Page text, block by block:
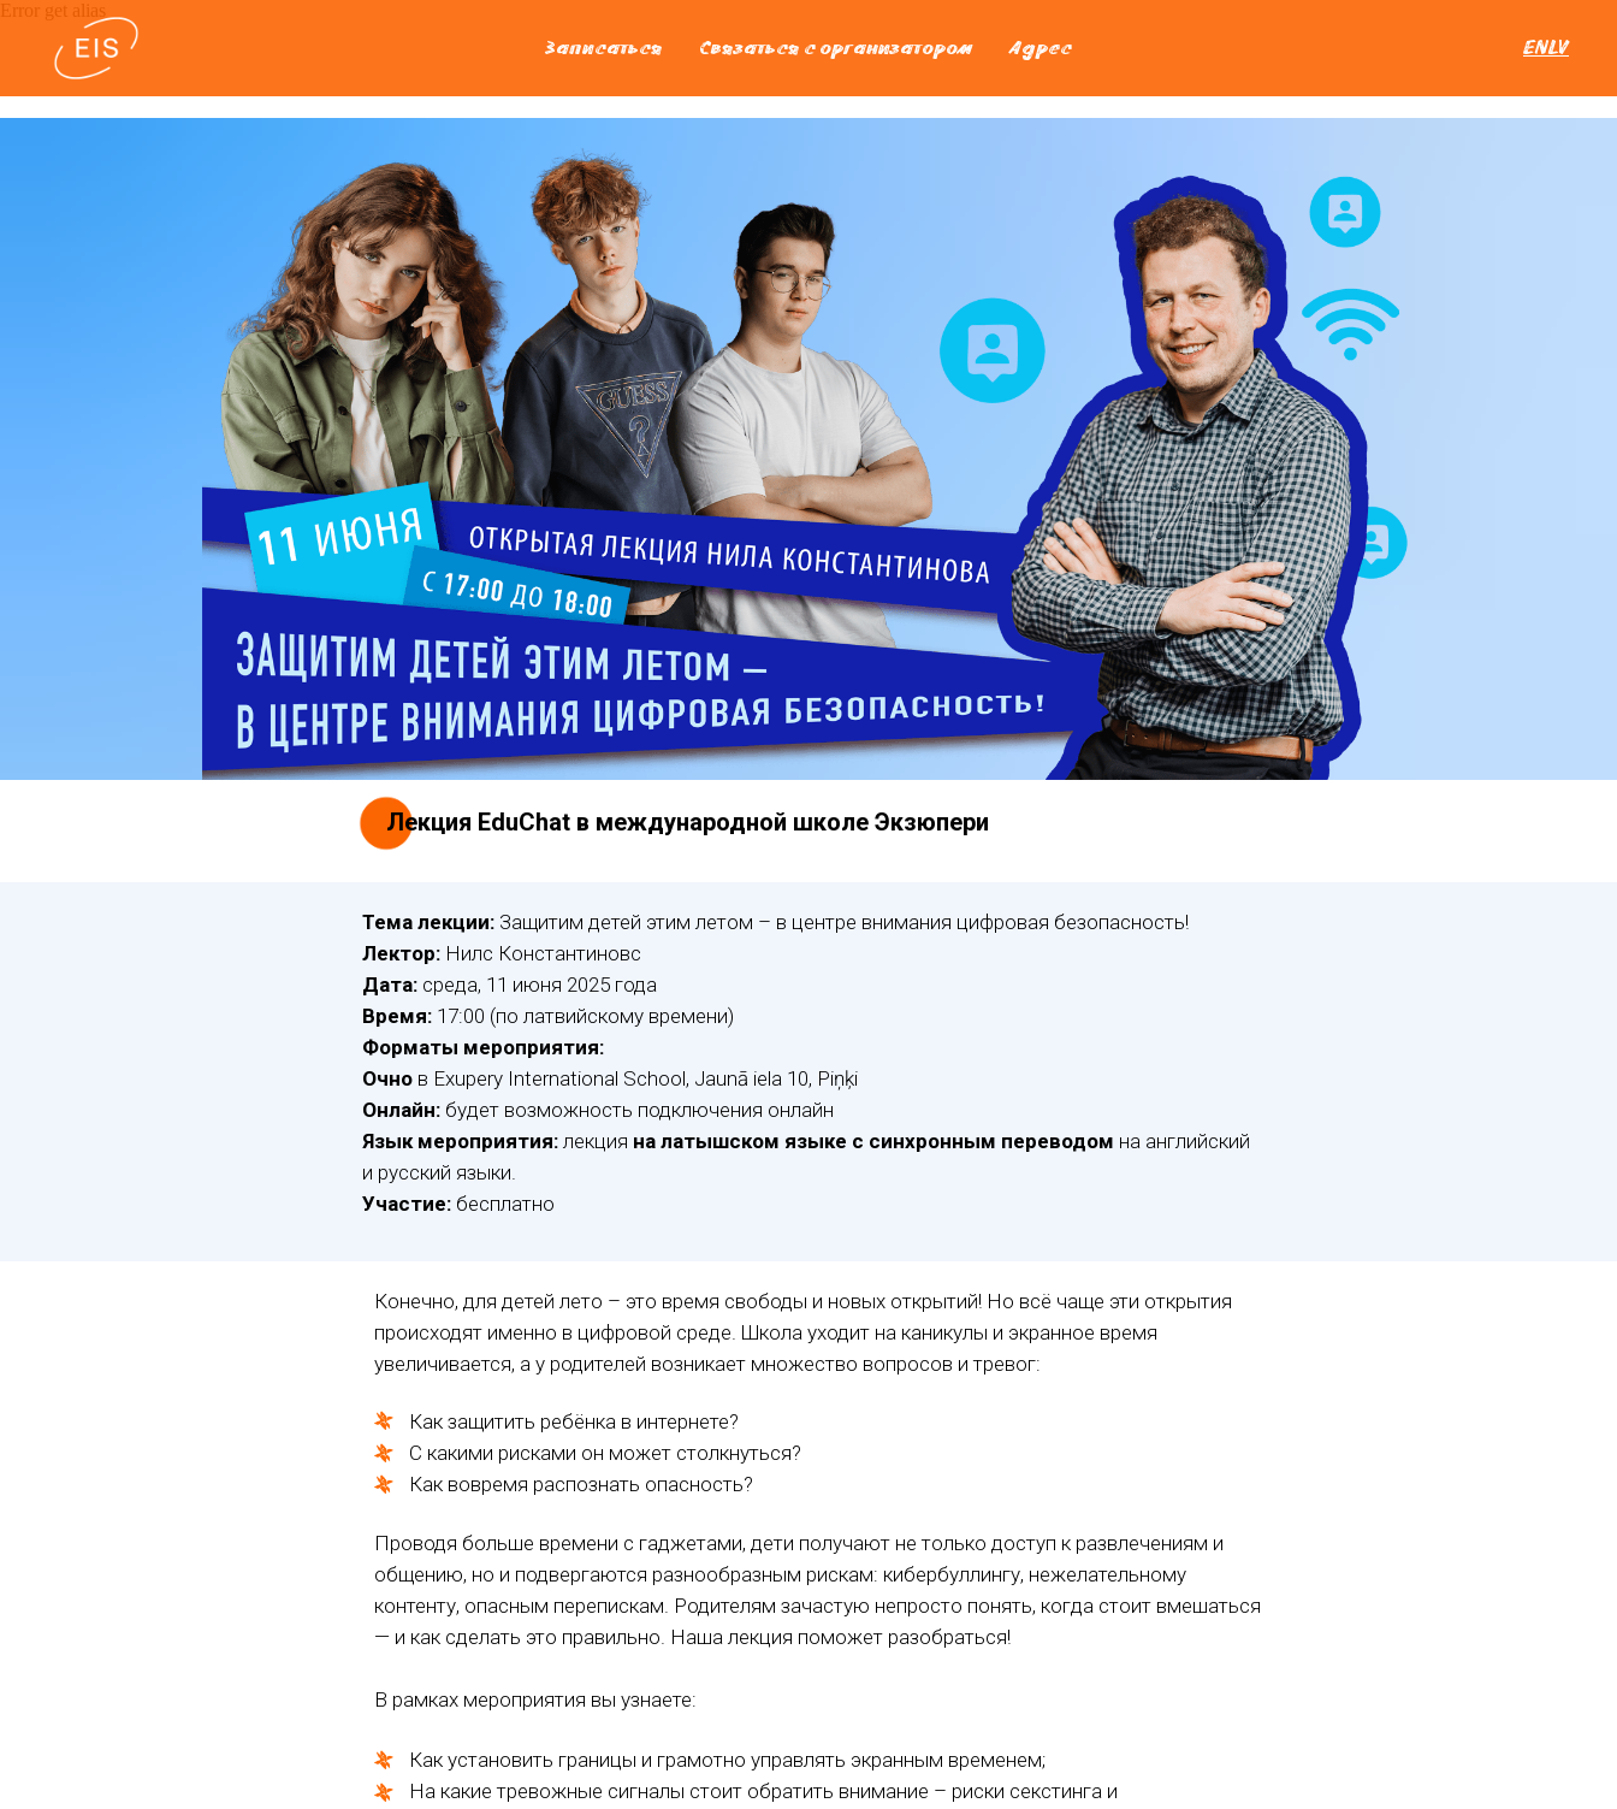
Записаться Связаться с организатором Адрес ENLV
Error get alias
Лекция EduChat в международной школе Экзюпери
Тема лекции: Защитим детей этим летом – в центре внимания цифровая безопасность!
Лектор: Нилс Константиновс
Дата: среда, 11 июня 2025 года
Время: 17:00 (по латвийскому времени)
Форматы мероприятия:
Очно в Exupery International School, Jaunā iela 10, Piņķi
Онлайн: будет возможность подключения онлайн
Язык мероприятия: лекция на латышском языке с синхронным переводом на английский
и русский языки.
Участие: бесплатно
Конечно, для детей лето – это время свободы и новых открытий! Но всё чаще эти открытия
происходят именно в цифровой среде. Школа уходит на каникулы и экранное время
увеличивается, а у родителей возникает множество вопросов и тревог:
Проводя больше времени с гаджетами, дети получают не только доступ к развлечениям и
общению, но и подвергаются разнообразным рискам: кибербуллингу, нежелательному
контенту, опасным перепискам. Родителям зачастую непросто понять, когда стоит вмешаться
— и как сделать это правильно. Наша лекция поможет разобраться!
В рамках мероприятия вы узнаете:
Как защитить ребёнка в интернете?
С какими рисками он может столкнуться?
Как вовремя распознать опасность?
Как установить границы и грамотно управлять экранным временем;
⁠На какие тревожные сигналы стоит обратить внимание – риски секстинга и